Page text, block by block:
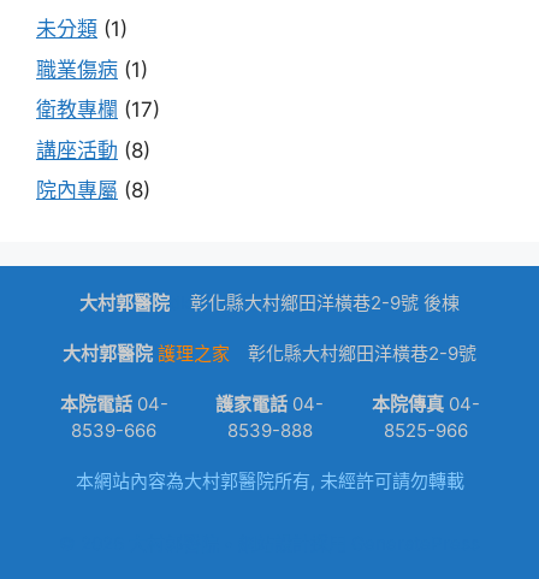
未分類 (1)
職業傷病 (1)
衛教專欄 (17)
講座活動 (8)
院內專屬 (8)
大村郭醫院 彰化縣大村鄉田洋橫巷2-9號 後棟
大村郭醫院 護理之家 彰化縣大村鄉田洋橫巷2-9號
本院電話04-
8539-666
護家電話 04-
8539-888
本院傳真04-
8525-966
本網站內容為大村郭醫院所有, 未經許可請勿轉載